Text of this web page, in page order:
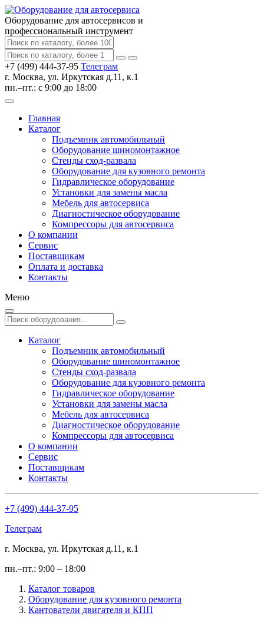
Оборудование для автосервисов и
профессиональный инструмент
+7 (499) 444-37-95 Телеграм
г. Москва, ул. Иркутская д.11, к.1
пн.–пт.: с 9:00 до 18:00
Главная
Каталог
Подъемник автомобильный
Оборудование шиномонтажное
Стенды сход-развала
Оборудование для кузовного ремонта
Гидравлическое оборудование
Установки для замены масла
Мебель для автосервиса
Диагностическое оборудование
Компрессоры для автосервиса
О компании
Сервис
Поставщикам
Оплата и доставка
Контакты
Меню
Каталог
Подъемник автомобильный
Оборудование шиномонтажное
Стенды сход-развала
Оборудование для кузовного ремонта
Гидравлическое оборудование
Установки для замены масла
Мебель для автосервиса
Диагностическое оборудование
Компрессоры для автосервиса
О компании
Сервис
Поставщикам
Контакты
+7 (499) 444-37-95
Телеграм
г. Москва, ул. Иркутская д.11, к.1
пн.–пт.: 9:00 – 18:00
Каталог товаров
Оборудование для кузовного ремонта
Кантователи двигателя и КПП